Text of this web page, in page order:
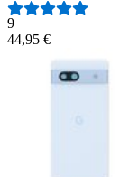
9
44,95 €